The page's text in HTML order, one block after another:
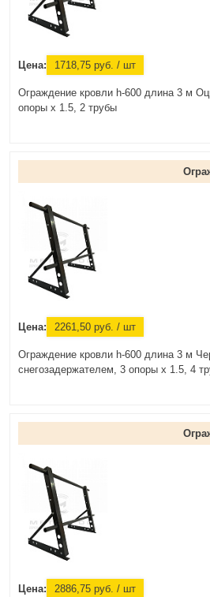
Цена: 1718,75 руб. / шт
Ограждение кровли h-600 длина 3 м
опоры х 1.5, 2 трубы
Цена: 2261,50 руб. / шт
Ограждение кровли h-600 длина 3 м
снегозадержателем, 3 опоры х 1.5, 4
Цена: 2886,75 руб. / шт